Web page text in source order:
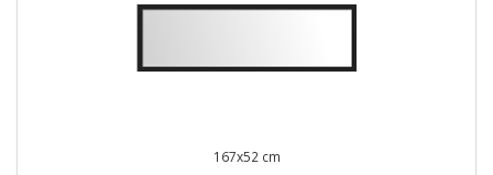
167x52 cm